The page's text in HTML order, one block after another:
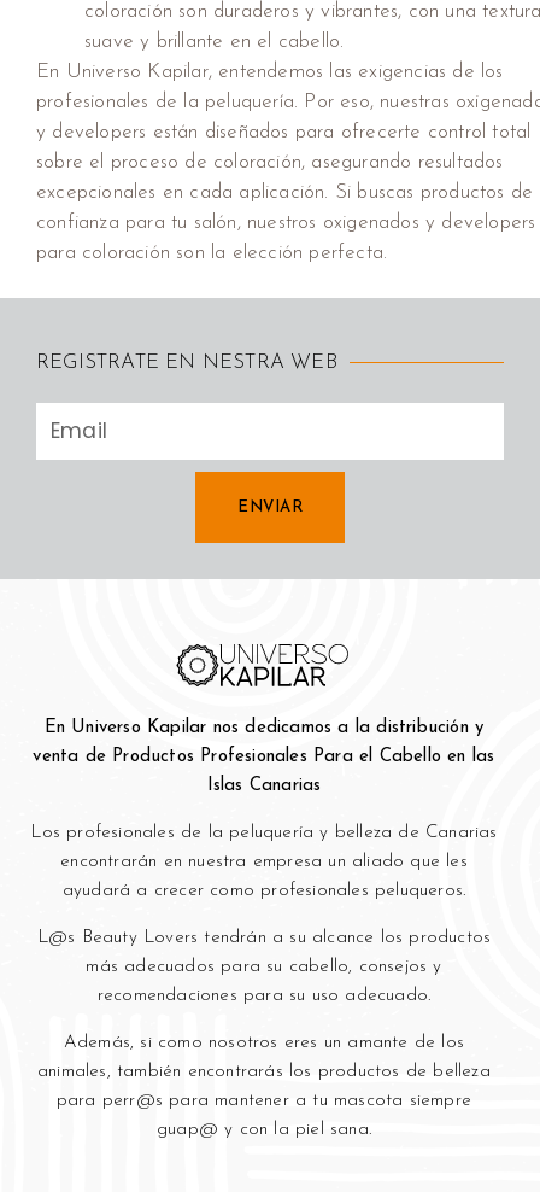
coloración son duraderos y vibrantes, con una
suave y brillante en el cabello.
En Universo Kapilar, entendemos las exigencias de los
profesionales de la peluquería. Por eso, nuestras
y developers están diseñados para ofrecerte control total
sobre el proceso de coloración, asegurando resultados
excepcionales en cada aplicación. Si buscas productos de
confianza para tu salón, nuestros oxigenados y developers
para coloración son la elección perfecta.
REGISTRATE EN NESTRA WEB
ENVIAR
En Universo Kapilar nos dedicamos a la distribución y
venta de Productos Profesionales Para el Cabello en las
Islas Canarias
Los profesionales de la peluquería y bell eza de Canarias
encontrarán en nuestra empresa un aliado que les
ayudará a crecer como profesionales peluqueros.
L@s Beauty Lovers tendrán a su alcance los productos
más adecuados para su cabello, consejos y
recomendaciones para su uso adecuado.
Además, si como nosotros eres un amante de los
animales, también encontrarás los productos de belleza
para perr@s para mantener a tu mascota siempre
guap@ y con la piel sana.